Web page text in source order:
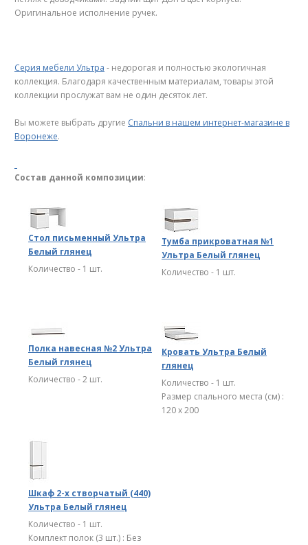
Оригинальное исполнение ручек.
Серия мебели Ультра - недорогая и полностью экологичная
коллекция. Благодаря качественным материалам, товары этой
коллекции прослужат вам не один десяток лет.
Вы можете выбрать другие Спальни в нашем интернет-магазине в
Воронеже.
Состав данной композиции:
Стол письменный Ультра
Белый глянец
Количество - 1 шт.
Тумба прикроватная №1
Ультра Белый глянец
Количество - 1 шт.
Полка навесная №2 Ультра
Белый глянец
Количество - 2 шт.
Кровать Ультра Белый
глянец
Количество - 1 шт.
Размер спального места (см) :
120 х 200
Шкаф 2-х створчатый (440)
Ультра Белый глянец
Количество - 1 шт.
Комплект полок (3 шт.) : Без